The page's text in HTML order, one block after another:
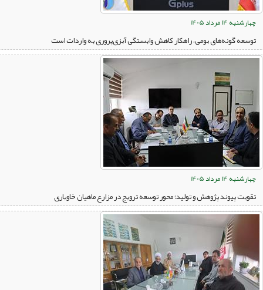
چهارشنبه 14 مرداد 1405
توسعه گونه‌های بومی، راهکار کاهش وابستگی آبزی‌پروری به واردات است
چهارشنبه 14 مرداد 1405
تقویت پیوند پژوهش و تولید؛ محور توسعه ترویج در مزارع ماهیان خاویاری